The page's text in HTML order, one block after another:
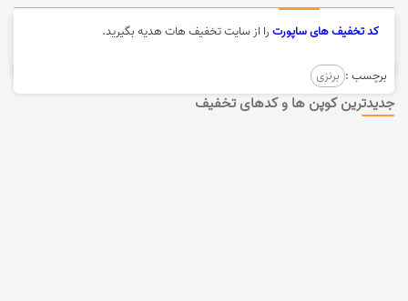
کد تخفیف های ساپورترا از سایت تخفیف هات هدیه بگیرید.
برچسب : برنزی
جدیدترین کوپن ها و کدهای تخفیف